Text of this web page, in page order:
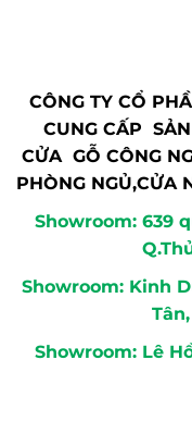
CÔNG TY CỔ
CUNG CẤP
CỬA GỖ CÔNG
PHÒNG NGỦ,CỬA
Showroom: 639
Showroom: Kinh
Showroom: Lê